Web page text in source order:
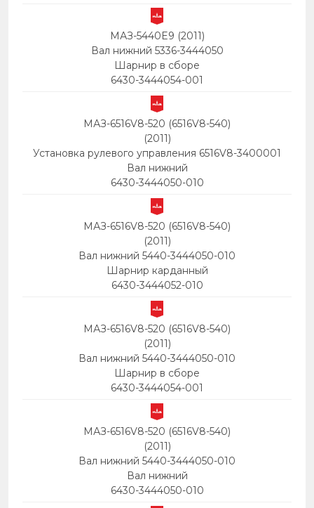
МАЗ-5440E9 (2011)
Вал нижний 5336-3444050
Шарнир в сборе
6430-3444054-001
МАЗ-6516V8-520 (6516V8-540)
(2011)
Установка рулевого управления 6516V8-3400001
Вал нижний
6430-3444050-010
МАЗ-6516V8-520 (6516V8-540)
(2011)
Вал нижний 5440-3444050-010
Шарнир карданный
6430-3444052-010
МАЗ-6516V8-520 (6516V8-540)
(2011)
Вал нижний 5440-3444050-010
Шарнир в сборе
6430-3444054-001
МАЗ-6516V8-520 (6516V8-540)
(2011)
Вал нижний 5440-3444050-010
Вал нижний
6430-3444050-010